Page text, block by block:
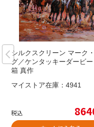
シルクスクリーン マーク
グ／ケンタッキーダービ
箱 真作
マイストア在庫： 4941
税込